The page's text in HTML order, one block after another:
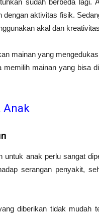
sudah berbeda lagi.
aktivitas fisik.
akal dan
mainan yang
memilih mainan yang bisa
Anak
untuk anak perlu sangat
serangan penyakit,
diberikan tidak mudah